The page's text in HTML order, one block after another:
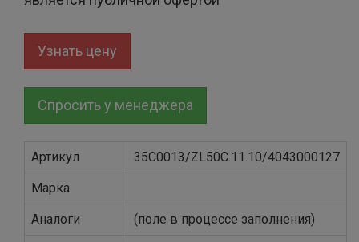
Узнать цену
Спросить у менеджера
Артикул 35C0013/ZL50C.11.10/4043000127
Марка
Аналоги (поле в процессе заполнения)